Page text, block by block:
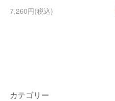
7,260円(税込)
カテゴリー